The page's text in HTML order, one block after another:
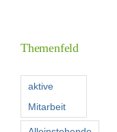
Kontakt
Themenfeld
aktive
Mitarbeit